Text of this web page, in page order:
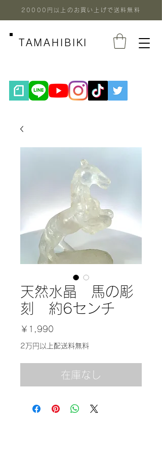
20000円以上のお買い上げで送料無料
TAMAHIBIKI
天然水晶 馬の彫
刻 約6センチ
￥1,990
格
2万円以上配送料無料
在庫なし